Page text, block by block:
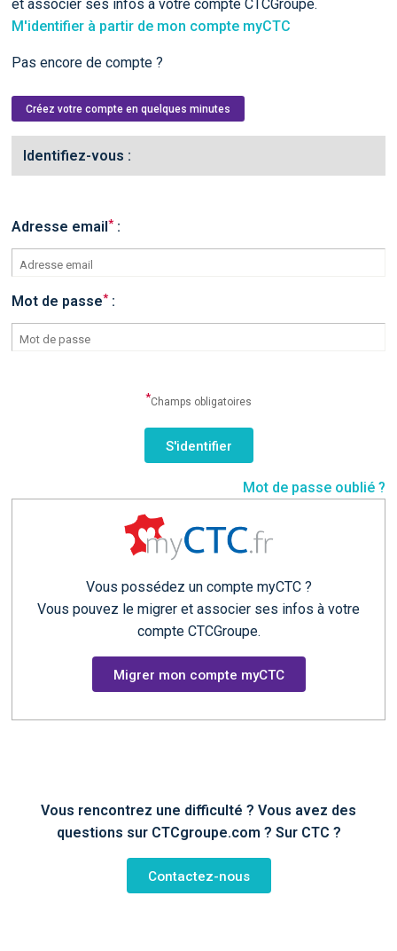
et associer ses infos à votre compte CTCGroupe.
M'identifier à partir de mon compte myCTC
Pas encore de compte ?
Créez votre compte en quelques minutes
Identifiez-vous :
Adresse email*:
Mot de passe*:
*Champs obligatoires
Mot de passe oublié ?
Vous possédez un compte myCTC ?
Vous pouvez le migrer et associer ses infos à votre
compte CTCGroupe.
Migrer mon compte myCTC
Vous rencontrez une difficulté ? Vous avez des
questions sur CTCgroupe.com ? Sur CTC ?
Contactez-nous